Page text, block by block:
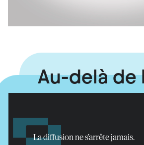
Au-delà de
La diffusion ne s’arrête jamais.